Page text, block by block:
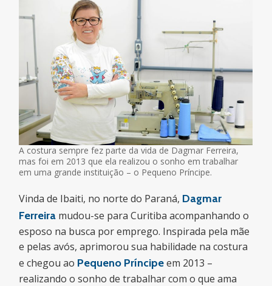
A costura sempre fez parte da vida de Dagmar Ferreira,
mas foi em 2013 que ela realizou o sonho em trabalhar
em uma grande instituição – o Pequeno Príncipe.
Vinda de Ibaiti, no norte do Paraná, Dagmar
Ferreira mudou-se para Curitiba acompanhando o
esposo na busca por emprego. Inspirada pela mãe
e pelas avós, aprimorou sua habilidade na costura
e chegou ao Pequeno Príncipeem 2013 –
realizando o sonho de trabalhar com o que ama